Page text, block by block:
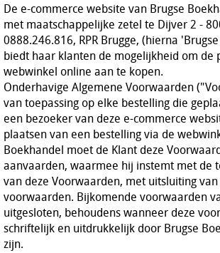
De e-commerce website van Brugse
met maatschappelijke zetel te Dijver 2 -
0888.246.816, RPR Brugge, (hierna
biedt haar klanten de mogelijkheid om de
webwinkel online aan te kopen.
Onderhavige Algemene Voorwaarden
van toepassing op elke bestelling die
een bezoeker van deze e-commerce
plaatsen van een bestelling via de
Boekhandel moet de Klant deze
aanvaarden, waarmee hij instemt met de
van deze Voorwaarden, met uitsluiting
voorwaarden. Bijkomende voorwaarden
uitgesloten, behoudens wanneer deze
schriftelijk en uitdrukkelijk door Brugse
zijn.